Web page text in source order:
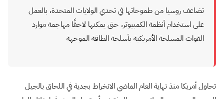
تضاعف روسيا من طموحاتها في تحدي الولايات المتحدة، بالعمل
على استخدام أنظمة الكمبيوتر، حتى يمكنها لاحقًا مهاجمة موارد
القوات المسلحة الأمريكية بأسلحة الطاقة الموجهة
تحاول أمريكا منذ نهاية العام الماضي الانخراط بجدية في اللحاق بالجيل